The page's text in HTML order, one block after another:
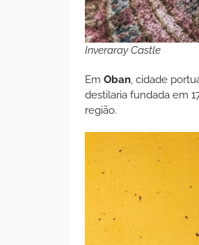
Inveraray Castle
Em Oban, cidade
destilaria fundada em
região.